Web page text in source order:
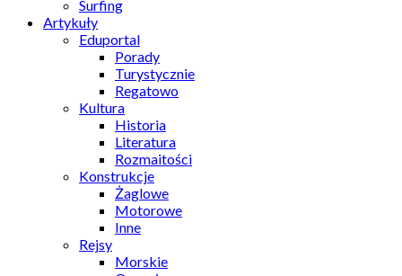
Surfing
Artykuły
Eduportal
Porady
Turystycznie
Regatowo
Kultura
Historia
Literatura
Rozmaitości
Konstrukcje
Żaglowe
Motorowe
Inne
Rejsy
Morskie